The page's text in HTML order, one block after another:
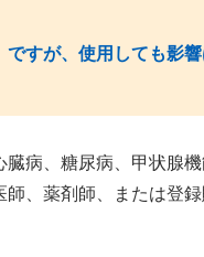
ですが、使用しても影
臓病、糖尿病、甲状腺
師、薬剤師、または登